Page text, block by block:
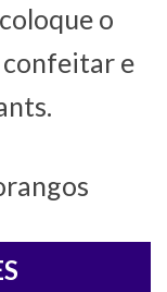
o
confeitar e